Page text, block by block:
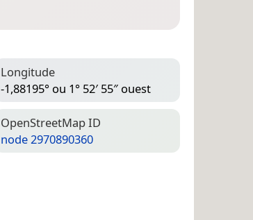
Longitude
-1,88195° ou 1° 52′ 55″ ouest
Open­Street­Map ID
node 2970890360